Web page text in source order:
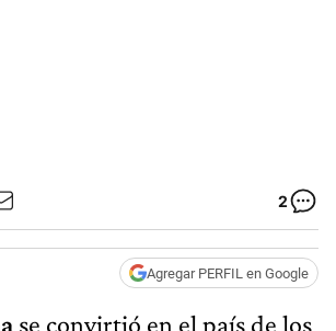
2
Agregar PERFIL en Google
se convirtió en el país de los